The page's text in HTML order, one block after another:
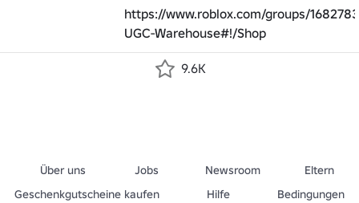
https://www.roblox.com/groups/
UGC-Warehouse#!/Shop
9.6K
Über uns Jobs Newsroom
Eltern
Geschenkgutscheine kaufen
Hilfe Bedingungen